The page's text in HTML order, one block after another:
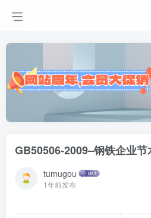
GB50506-2009–钢铁企业
tumugou
1年前发布